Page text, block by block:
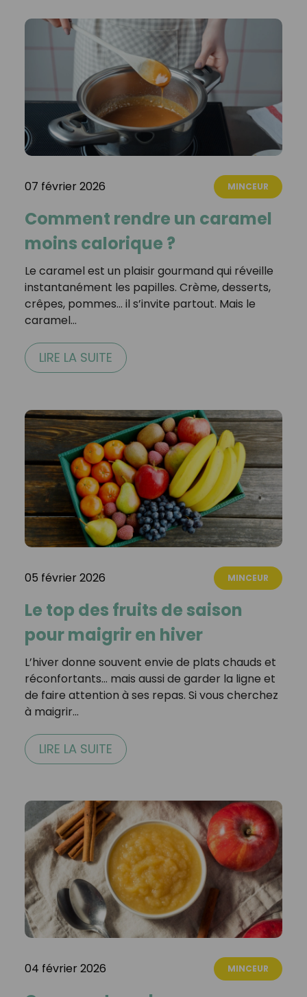
07 février 2026 MINCEUR
Comment rendre un caramel
moins calorique ?
Le caramel est un plaisir gourmand qui réveille
instantanément les papilles. Crème, desserts,
crêpes, pommes… il s’invite partout. Mais le
caramel…
LIRE LA SUITE
05 février 2026 MINCEUR
Le top des fruits de saison
pour maigrir en hiver
L’hiver donne souvent envie de plats chauds et
réconfortants… mais aussi de garder la ligne et
de faire attention à ses repas. Si vous cherchez
à maigrir…
LIRE LA SUITE
04 février 2026 MINCEUR